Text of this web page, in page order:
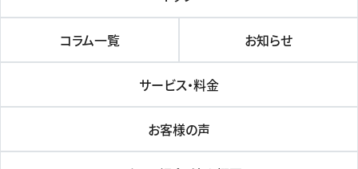
コラム一覧 お知らせ
サービス・料金
お客様の声